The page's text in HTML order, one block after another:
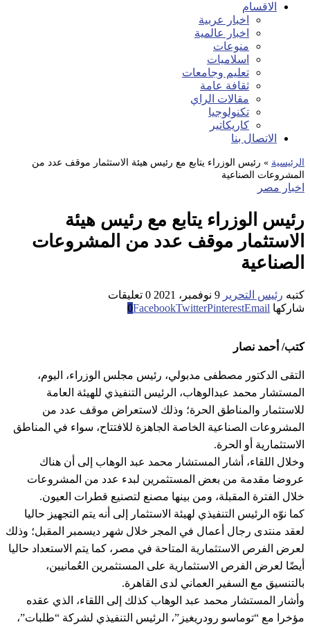
الاقسام
اخبار عربية
اخبار عالمية
منوعات
اسلاميات
تعليم وجامعات
ثقافة عامة
مقالات الراي
تكنولوجيا
كاريكاتير
الاتصال بنا
الرئيسية » رئيس الوزراء يتابع مع رئيس هيئة الاستثمار موقف عدد من
المشروعات الصناعية
اخبار مصر
رئيس الوزراء يتابع مع رئيس هيئة
الاستثمار موقف عدد من المشروعات
الصناعية
كتبه رئيس التحرير 9 نوفمبر، 2021
0 تعليقات
شاركها
0FacebookTwitterPinterestEmail
كتب/ أحمد نصار
التقى الدكتور مصطفى مدبولي، رئيس مجلس الوزراء، اليوم،
المستشار محمد عبدالوهاب، الرئيس التنفيذي للهيئة العامة
للاستثمار والمناطق الحرة؛ وذلك لاستعراض موقف عدد من
المشروعات الصناعية الخاصة الجاهزة للافتتاح، سواء في المناطق
الاستثمارية أو الحرة.
وخلال اللقاء، أشار المستشار محمد عبد الوهاب إلى أن هناك
عروضا مقدمة من بعض المستثمرين لبدء عدد من المشروعات
خلال الفترة المقبلة، ومن بينها مصنع لتصنيع قطرات العيون.
كما نوّه الرئيس التنفيذي لهيئة الاستثمار إلى أنه يتم التجهيز حاليا
لعقد منتدى رجال أعمال في المجر خلال شهر ديسمبر المقبل؛ وذلك
لعرض الفرص الاستثمارية المتاحة في مصر، كما يتم الاستعداد حاليا
أيضًا لعرض الفرص الاستثمارية على المستثمرين العُمانيين،
بالتنسيق مع السفير العماني لدى القاهرة.
وأشار المستشار محمد عبد الوهاب كذلك إلى اللقاء، الذي عقده
مؤخرا مع “توماسو رودريغيز”، الرئيس التنفيذي لشركة “طلبات”،